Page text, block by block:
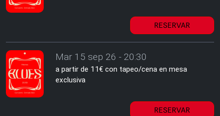
RESERVAR
Mar 15 sep 26 - 20:30
a partir de 11€ con tapeo/cena en mesa
exclusiva
RESERVAR